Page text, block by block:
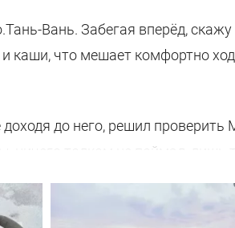
Вань. Забегая вперёд,
каши, что мешает комфортно
доходя до него, решил
ничего толком не поймал, лишь
ловили окуней очень